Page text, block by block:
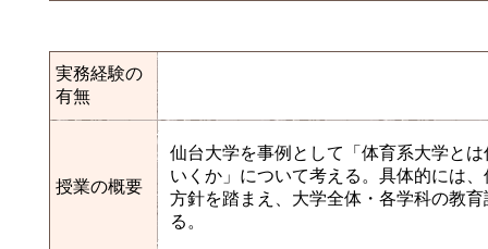
実務経験の
有無
授業の概要
仙台大学を事例として「体育系大学と
いくか」について考える。具体的には
方針を踏まえ、大学全体・各学科の教
る。